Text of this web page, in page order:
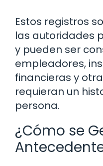
Estos registros
las autoridades
y pueden ser
empleadores,
financieras y
requieran un
persona.
¿Cómo se